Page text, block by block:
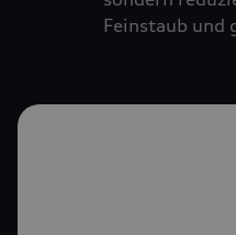
Feinstaub und